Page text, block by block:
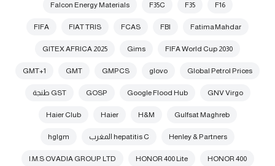
F16
F35
F35C
Falcon Energy Materials
Fatima Mahdar
FBI
FCAS
FIAT TRIS
FIFA
FIFA World Cup 2030
Gims
GITEX AFRICA 2025
Global Petrol Prices
glovo
GMPCS
GMT
GMT+1
GNV Virgo
Google Flood Hub
GOSP GST طنجة
Gulfsat Maghreb
H&M
Haier
Haier Club
Henley & Partners hepatitis C المغرب hglgm
HONOR 400
HONOR 400 Lite
I.M.S OVADIA GROUP LTD